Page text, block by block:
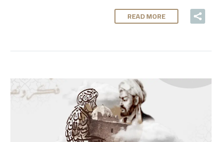
READ MORE